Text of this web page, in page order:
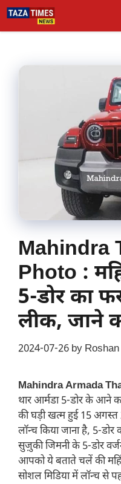
Skip
to
Mahindra
Photo :
5-डोर का
लीक, जाने
2024-07-26 by
Mahindra Armada
थार आर्मडा 5-डोर के आने
की घड़ी खत्म हुई 15 अगस्त
लॉन्च किया जाना है, 5-डोर
सुज़ुकी जिमनी के 5-डोर
आपको ये बताते चलें की
सोशल मिडिया में लॉन्च से